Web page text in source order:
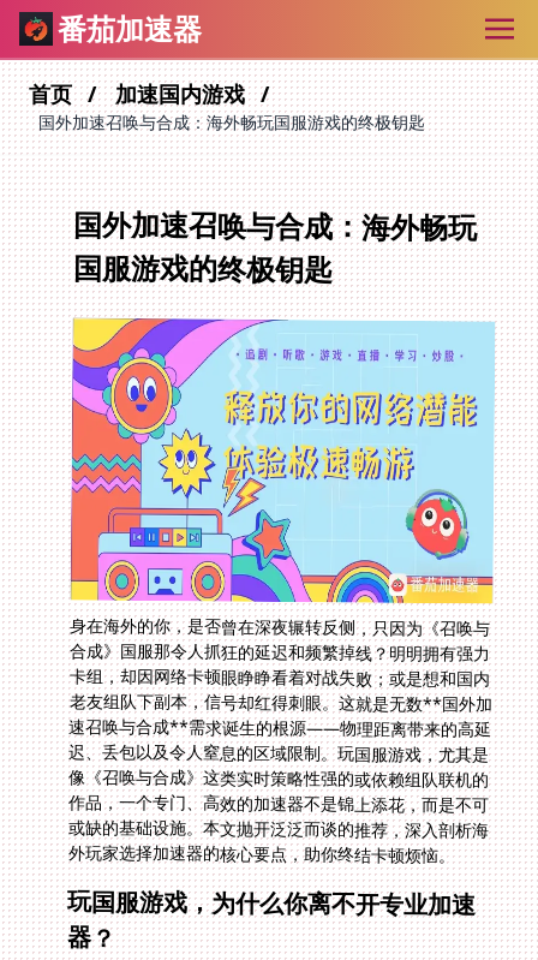
番茄加速器
首页 加速国内游戏
国外加速召唤与合成：海外畅玩国服游戏的终极钥匙
国外加速召唤与合成：海外畅玩
国服游戏的终极钥匙
身在海外的你，是否曾在深夜辗转反侧，只因为《召唤与
合成》国服那令人抓狂的延迟和频繁掉线？明明拥有强力
卡组，却因网络卡顿眼睁睁看着对战失败；或是想和国内
老友组队下副本，信号却红得刺眼。这就是无数**国外加
速召唤与合成**需求诞生的根源——物理距离带来的高延
迟、丢包以及令人窒息的区域限制。玩国服游戏，尤其是
像《召唤与合成》这类实时策略性强的或依赖组队联机的
作品，一个专门、高效的加速器不是锦上添花，而是不可
或缺的基础设施。本文抛开泛泛而谈的推荐，深入剖析海
外玩家选择加速器的核心要点，助你终结卡顿烦恼。
玩国服游戏，为什么你离不开专业加速
器？